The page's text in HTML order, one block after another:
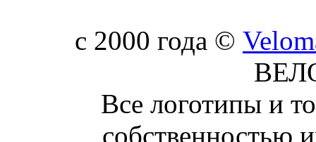
c 2000 года ©
Все логотипы и
собственностью